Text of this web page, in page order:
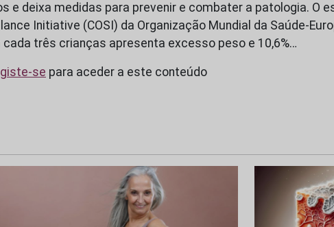
e deixa medidas para prevenir e combater a patologia. O
Initiative (COSI) da Organização Mundial da Saúde-
cada três crianças apresenta excesso peso e 10,6%…
se para aceder a este conteúdo